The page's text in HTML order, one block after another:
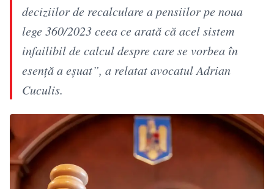
deciziilor de recalculare a pensiilor pe noua
lege 360/2023 ceea ce arată că acel sistem
infailibil de calcul despre care se vorbea în
esență a eșuat”, a relatat avocatul Adrian
Cuculis.